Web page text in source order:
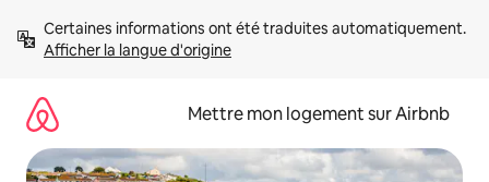
directement
Afficher la langue d'origine
Mettre mon logement sur Airbnb